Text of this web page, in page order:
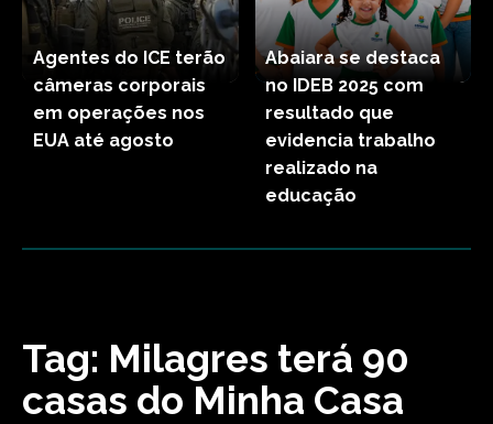
Agentes do ICE terão
câmeras corporais
em operações nos
EUA até agosto
Abaiara se destaca
no IDEB 2025 com
resultado que
evidencia trabalho
realizado na
educação
Tag: Milagres terá 90
casas do Minha Casa